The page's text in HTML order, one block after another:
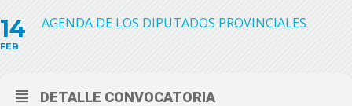
14
FEB
AGENDA DE LOS DIPUTADOS PROVINCIALES
DETALLE CONVOCATORIA